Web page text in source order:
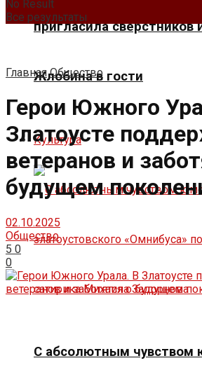
пригласила сверстников
Жлобина в гости
Культура
С абсолютным чувством
No Result
Все результаты
Главная Общество
Герои Южного
Златоусте
ветеранов и
будущем
02.10.2025
Общество
5 0
0